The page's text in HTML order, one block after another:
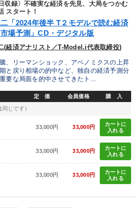
収録〉不確実な経済を先見、大局をつかむ
スタート！
「2024年後半 T２モデルで読む経済
場予測」CD・デジタル版
(経済アナリスト／T-Model.i代表取締役)
、リーマンショック、アベノミクスの上昇
と戻り相場の的中など、独自の経済予測分
要な局面を的中させてきたト...
定 価 会員価格 購 入
同じです）
33,000円 33,000円
カートに
入れる
33,000円 33,000円
カートに
入れる
33,000円 33,000円
カートに
入れる